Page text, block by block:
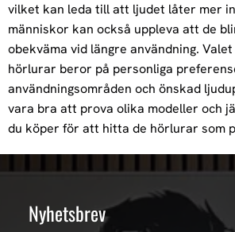
vilket kan leda till att ljudet låter mer
människor kan också uppleva att de
obekväma vid längre användning.
hörlurar beror på personliga
användningsområden och önskad
vara bra att prova olika modeller och
du köper för att hitta de hörlurar som
Nyhetsbrev